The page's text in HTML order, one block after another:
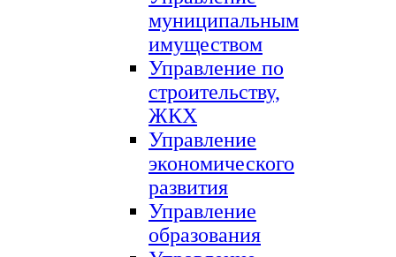
муниципальным
имуществом
Управление по
строительству,
ЖКХ
Управление
экономического
развития
Управление
образования